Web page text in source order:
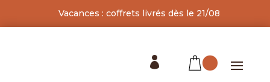
Vacances : coffrets livrés dès le 21/08
